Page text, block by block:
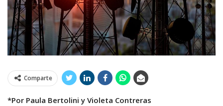
Comparte
*Por Paula Bertolini y Violeta Contreras